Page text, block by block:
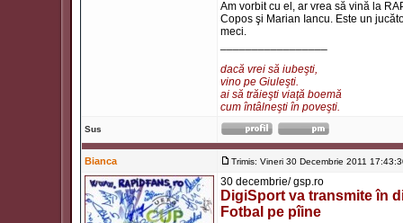
Am vorbit cu el, ar vrea să vină la
Copos şi Marian Iancu. Este un
meci.
dacă vrei să iubeşti,
vino pe Giuleşti.
ai să trăieşti viaţă boemă
cum întâlneşti în poveşti.
Sus
Bianca Trimis: Vineri 30 Decembrie 2011
30 decembrie/ gsp.ro
DigiSport va transmite în
Fotbal pe pîine